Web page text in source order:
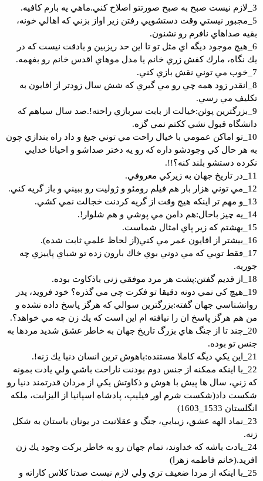
3_لازم نيست صبح به صبح صورتتو اصلاح كني.ماهي يه بارم كافيه
.
5_مجبور نيستي وقت دستشويي رفتن زير اواز بزني كه اهالي خونه،
بقيه صداهاي نافرم رو نشنون.
6_هيچ موجود ديگه اي مثل تو تا اين حد ريزبين و بادقت نيست كه در
يك نگاه، مارك كفش زري خانم يا مدل موهاي اقدس خانم رو بفهمه.
7_خوب مي توني نقش بازي كني.
8_انقدر زود همه چي رو مي گيري كه شش سال زودتر از اقايون به
تكليف مي رسي.
9_بزرگترين پوئن:خيالت از بابت سربازي راحته!.صد سال سياهم كه
دانشگاه قبول نشي ككتم نمي گزه.
10_تو اماكن عمومي با خيال راحت مي توني جيغ و داد راه بندازي چون
به هر حال كي وجودشو داره كه رو يه دختر صداشو و احيانا خدايي
نكرده دستشو بلند كنه؟!!.
11_در تاريخ جهان به زيركي معروفي.
12_مي توني هزار بار هم فيلم رومئو و ژوليت رو ببيني و باز گريه كني.
13_و مهم تر اينكه هيچ وقت از گريه كردنت خجالت نمي كشي.
14_يه چيز باحال:هم دامن مي پوشي و هم شلوار!.
15_بهشتم كه زير پاي امثال شماست.
16_بيشتر از اقايون عمر مي كني(از لحاظ علمي ثابت شده).
17_فقط تويي كه مي دوني بوي خاك بارون زده تو شباي پاييزي چه
جوريه.
18_از قديم گفتن:پشت هر مرد موفقي زني باذكاوت بوده.
19_هيچ كي نمي دونه دقيقا تو فكرت چي مي گذره؟ خود فرويد، پدر
روانشناسي جهان گفته:بزرگترين سوالي كه هرگز پاسخ داده نشده و
من هم هرگز پاسخ ان را نيافته ام اين است كه يك زن چه مي خواهد؟.
20_چند تا از جنگ هاي بزرگ تاريخ جهان به خاطر عشق شديد مردها به
جنس تو بوده.
21_اين يكي ديگه كاملا مستنده:باهوش ترين انسان دنيا يك زنه!.
22_با اينكه ممكنه از جنس دوم بودنت ناراحت باشي ولي يادت بمونه
كه زني، سال ها پيش با هوش و ذكاوتش يكي از مردان قدرتمند دنيا رو
شكست داد(شكست شرم اور فيليپ، پادشاه اسپانيا از اليزابت، ملكه
انگلستان 1533_1603)
23_نماد الهه عشق، زيبايي، جنگ و عقلانيت در يونان باستان به شكل
زنه.
24_يادت باشه كه خداوند، تمام جهان رو به خاطر بركت وجود يك زن
افريد.(خانم فاطمه زهرا)
25_با اينكه از مردا ضعيف تري ولي لازم نيست صدتا كلاس كاراته و